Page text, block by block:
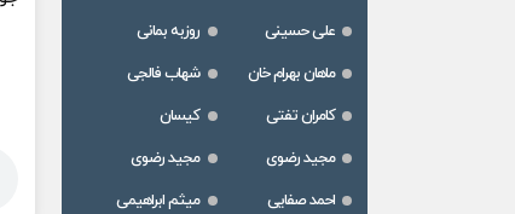
علی حسینی
روزبه بمانی
ماهان بهرام خان
شهاب فالجی
کامران تفتی
کیسان
مجید رضوی
مجید رضوی
احمد صفایی
میثم ابراهیمی